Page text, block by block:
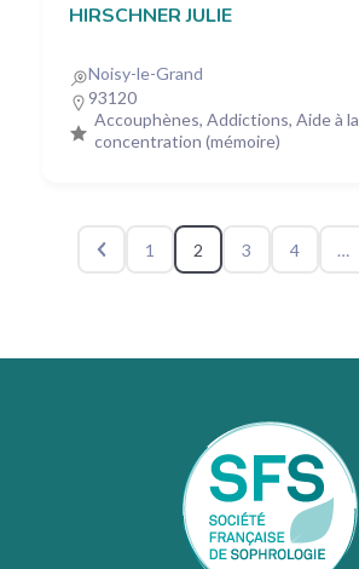
HIRSCHNER JULIE
Noisy-le-Grand
93120
Accouphènes, Addictions, Aide à la
concentration (mémoire)
1 2 3 4 …